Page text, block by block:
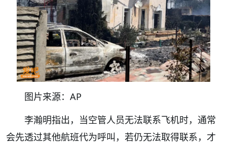
图片来源：AP
李瀚明指出，当空管人员无法联系飞机时，通常
会先透过其他航班代为呼叫，若仍无法取得联系，才